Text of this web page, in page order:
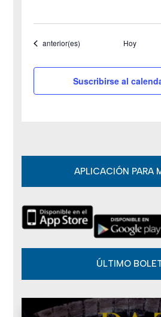
Eventos
anterior(es) Hoy
Suscribirse al
APLICACIÓN PARA
ÚLTIMO